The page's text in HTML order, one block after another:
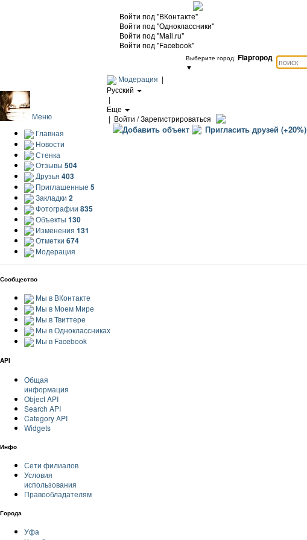
Войти под "ВКонтакте"
Войти под "Одноклассники"
Войти под "Mail.ru"
Войти под "Facebook"
Выберите город: Flapгород
▼
Модерация |
Русский
|
Еще
| Войти / Зарегистрироваться
Добавить объект Пригласить друзей (+20%)
Меню
Главная
Новости
Стенка
Отзывы 504
Друзья 403
Приглашенные 5
Закладки 2
Фотографии 835
Объекты 130
Изменения 131
Отметки 674
Модерация
Сообщество
Мы в ВКонтакте
Мы в Моем Мире
Мы в Твиттере
Мы в Одноклассниках
Мы в Facebook
API
Общая
информация
Object API
Search API
Category API
Widgets
Инфо
Сети филиалов
Условия
использования
Правообладателям
Города
Уфа